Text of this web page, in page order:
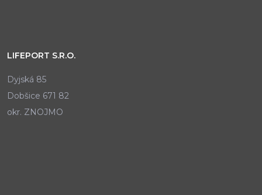
LIFEPORT S.R.O.
Dyjská 85
Dobšice 671 82
okr. ZNOJMO